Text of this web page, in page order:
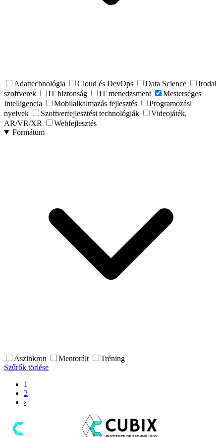
Adattechnológia Cloud és DevOps Data Science
Irodai
szoftverek
IT biztonság IT menedzsment
Mesterséges
Intelligencia
Mobilalkalmazás fejlesztés
Programozási
nyelvek
Szoftverfejlesztési technológiák
Videojáték,
AR/VR/XR
Webfejlesztés
Formátum
Aszinkron Mentorált
Tréning
Szűrők törlése
1
2
›